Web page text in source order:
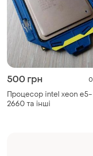
500 грн 0
Процесор intel xeon e5-
2660 та інші